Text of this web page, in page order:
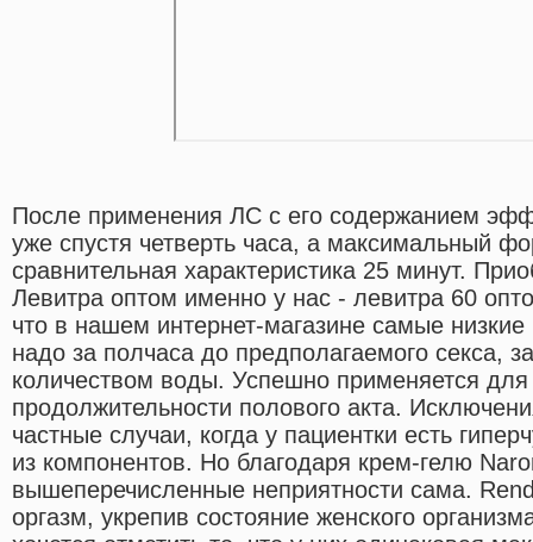
После применения ЛС с его содержанием
уже спустя четверть часа, а максимальный
сравнительная характеристика 25 минут.
Левитра оптом именно у нас - левитра 60
что в нашем интернет-магазине самые
надо за полчаса до предполагаемого секса,
количеством воды. Успешно применяется для
продолжительности полового акта.
частные случаи, когда у пациентки есть
из компонентов. Но благодаря крем-гелю
вышеперечисленные неприятности сама.
оргазм, укрепив состояние женского